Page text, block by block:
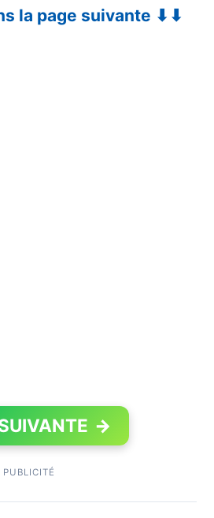
la page suivante ⬇⬇
→
PUBLICITÉ